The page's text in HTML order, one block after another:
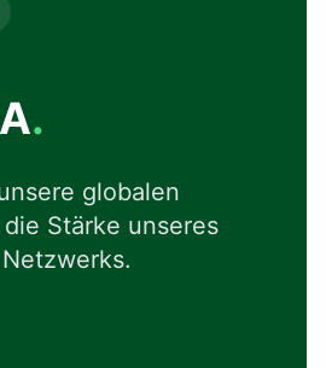
.
globalen
Stärke unseres